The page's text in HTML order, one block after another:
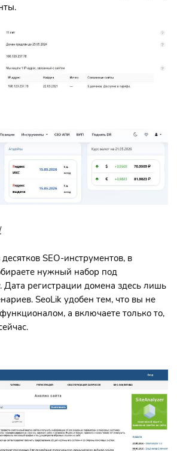
SEO-инструментов, в
нужный набор под
Дата регистрации домена здесь лишь
SeoLik удобен тем, что вы не
а включаете только то,